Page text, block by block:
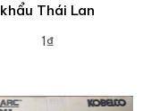
khẩu Thái Lan
1₫